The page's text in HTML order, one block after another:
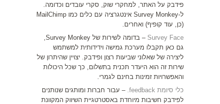
פידבק על האתר, למחקרי שוק, סקרי עובדים וכדומה.
ל-Survey Monkey אינטגרציה עם כלים כמו MailChimp
(כן, עוד קופיף) ואחרים.
Survey Face
גם כאן תקבלו מערכת גמישה וידידותית למשתמש
ליצירה של שאלוני שביעות רצון ופידבק. יצויין שהיתרון של
שירות זה הוא היעדר תכנית בתשלום, כך שכל היכולות
והאפשרויות זמינות בחינם לגמרי.
כלי סיומת feedback.
– עבור חברות ומותגים שנותנים
לפידבק חשיבות מיוחדת באסטרטגיית השיווק המקוונת